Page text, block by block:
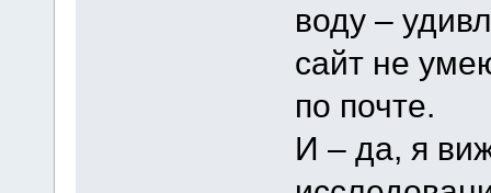
воду –
сайт не
по почте.
И – да, я